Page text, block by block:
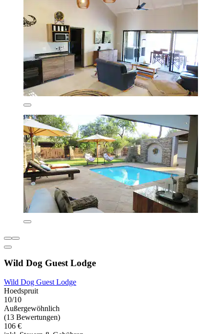
Wild Dog Guest Lodge
Wild Dog Guest Lodge
Hoedspruit
10/10
Außergewöhnlich
(13 Bewertungen)
106 €